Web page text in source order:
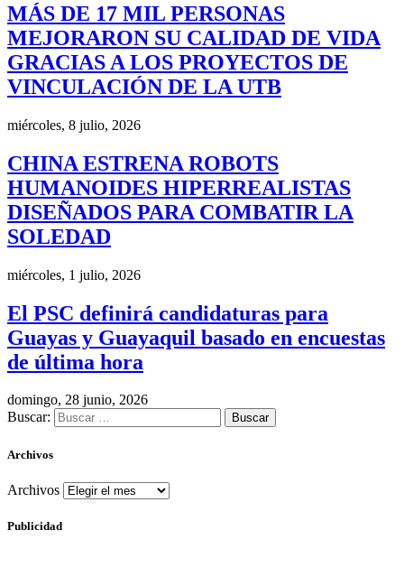
MÁS DE 17 MIL PERSONAS
MEJORARON SU CALIDAD DE VIDA
GRACIAS A LOS PROYECTOS DE
VINCULACIÓN DE LA UTB
miércoles, 8 julio, 2026
CHINA ESTRENA ROBOTS
HUMANOIDES HIPERREALISTAS
DISEÑADOS PARA COMBATIR LA
SOLEDAD
miércoles, 1 julio, 2026
El PSC definirá candidaturas para
Guayas y Guayaquil basado en encuestas
de última hora
domingo, 28 junio, 2026
Buscar:
Archivos
Archivos
Publicidad